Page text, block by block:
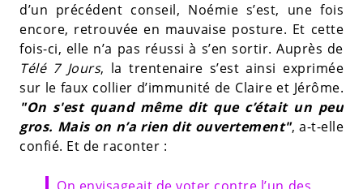
d’un précédent conseil, Noémie s’est, une fois
encore, retrouvée en mauvaise posture. Et cette
fois-ci, elle n’a pas réussi à s’en sortir. Auprès de
Télé 7 Jours, la trentenaire s’est ainsi exprimée
sur le faux collier d’immunité de Claire et Jérôme.
"On s'est quand même dit que c’était un peu
gros. Mais on n’a rien dit ouvertement", a-t-elle
confié. Et de raconter :